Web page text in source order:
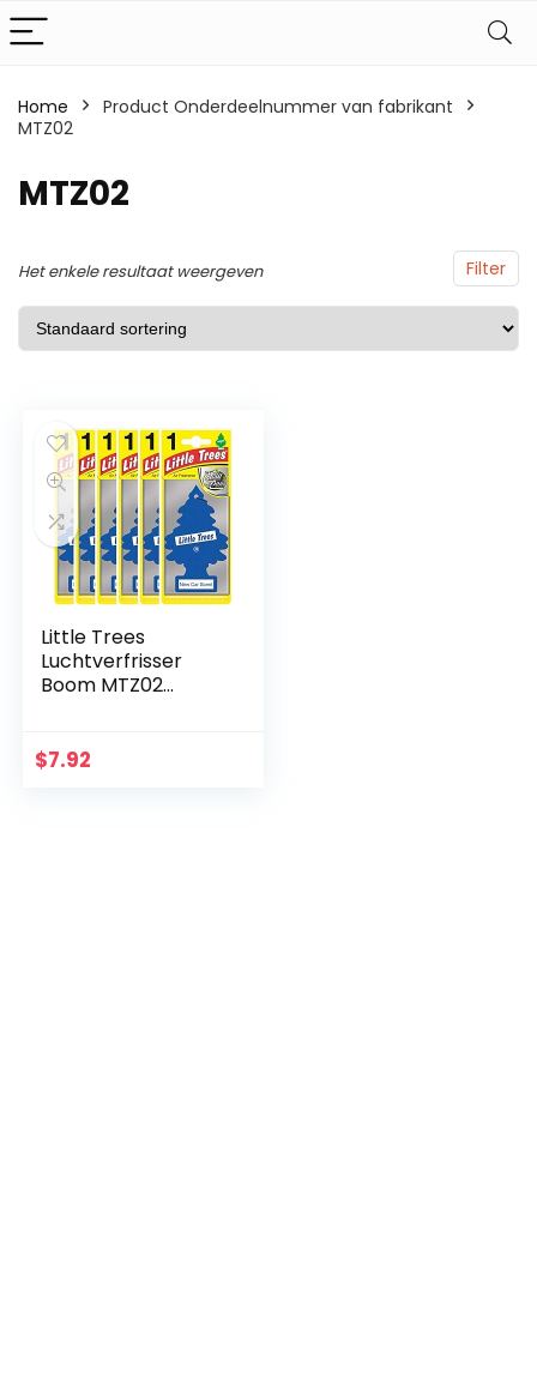
Home
Product Onderdeelnummer van fabrikant
MTZ02
MTZ02
Filter
Het enkele resultaat weergeven
Little Trees
Luchtverfrisser
Boom MTZ02
Boot Caravan – Six
$7.92